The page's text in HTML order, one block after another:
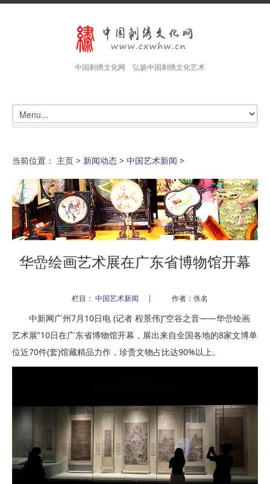
中国刺绣文化网 弘扬中国刺绣文化艺术
当前位置： 主页 > 新闻动态 > 中国艺术新闻 >
华嵒绘画艺术展在广东省博物馆开幕
栏目： 中国艺术新闻 | 作者：佚名
中新网广州7月10日电 (记者 程景伟)“空谷之音——华嵒绘画
艺术展”10日在广东省博物馆开幕，展出来自全国各地的8家文博单
位近70件(套)馆藏精品力作，珍贵文物占比达90%以上。